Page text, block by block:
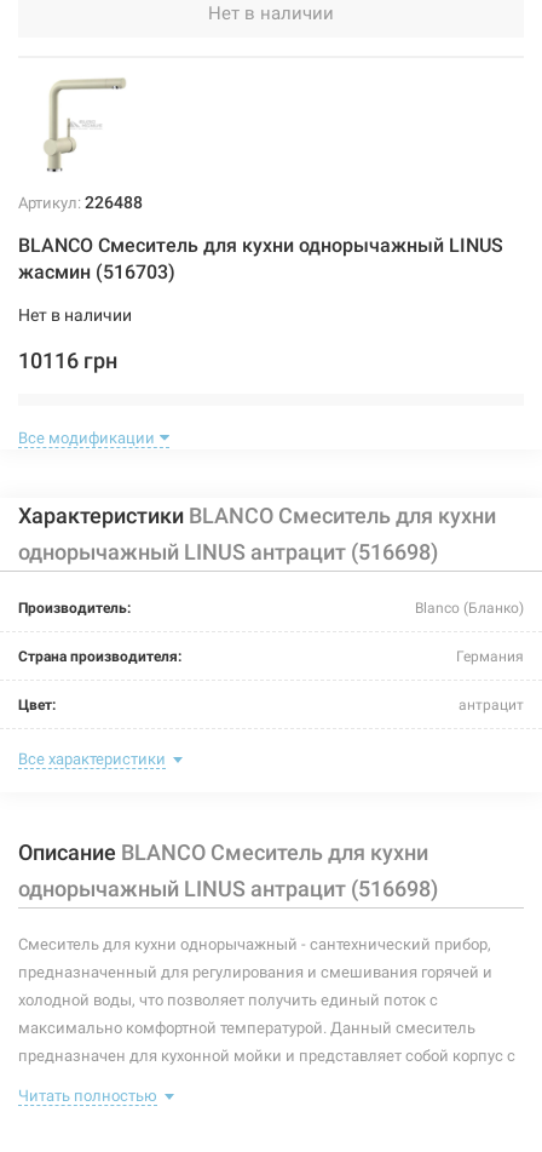
Нет в наличии
Артикул: 226488
BLANCO Смеситель для кухни однорычажный LINUS
жасмин (516703)
Нет в наличии
10116 грн
Артикул:226486
BLANCO Смеситель для кухни однорычажный LINUS
жемчужный (520746)
10116 грн
Артикул: 226490
BLANCO Смеситель для кухни однорычажный LINUS
Все модификации
Характеристики BLANCO Смеситель для кухни
однорычажный LINUS антрацит (516698)
Производитель: Blanco (Бланко)
Страна производителя: Германия
Цвет: антрацит
Назначение смесителя:
Размер картриджа:
Тип конструкции: стандартный
Тип смесителя (крана): однорычажный
Материал корпуса смесителя (крана):
Тип излива:
Все характеристики
Описание BLANCO Смеситель для кухни
однорычажный LINUS антрацит (516698)
Смеситель для кухни однорычажный - сантехнический прибор,
предназначенный для регулирования и смешивания горячей и
холодной воды, что позволяет получить единый поток с
максимально комфортной температурой. Данный смеситель
предназначен для кухонной мойки и представляет собой корпус с
позволяющего контролировать поток и температуру воды.
Читать полностью